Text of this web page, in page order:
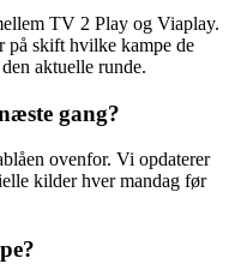
TV 2 Play og Viaplay.
på skift hvilke kampe de
aktuelle runde.
gang?
ovenfor. Vi opdaterer
kilder hver mandag før